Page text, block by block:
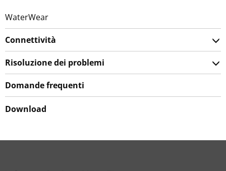
WaterWear
Connettività
Risoluzione dei problemi
Domande frequenti
Download